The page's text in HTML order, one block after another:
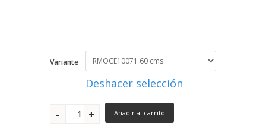
Variante
Deshacer selección
Añadir al carrito